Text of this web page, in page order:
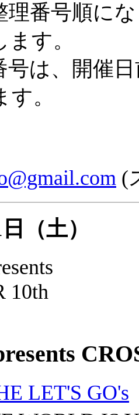
理番号順に
す。
号は、開催
。
(
（土）
LET'S GO's